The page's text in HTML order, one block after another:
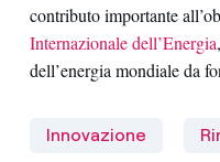
contributo importante
Internazionale dell’Energia
dell’energia mondiale da
Innovazione